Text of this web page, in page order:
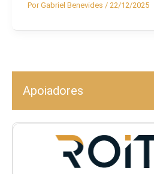
PorGabriel Benevides / 22/12/2025
Apoiadores